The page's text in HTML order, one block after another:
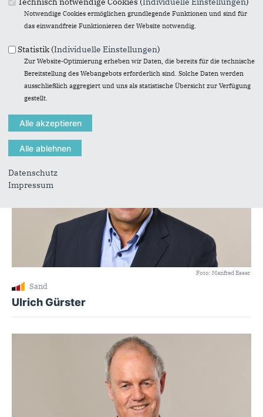
Foto: Manfred Esser
Hand-West
Julian Grabosch
Foto: Manfred Esser
Sand
Ulrich Gürster
Notwendige Cookies ermöglichen grundlegende Funktionen und sind für
das einwandfreie Funktionieren der Website notwendig.
Statistik (Individuelle Einstellungen)
Zur Website-Optimierung erheben wir Daten, die bereits für die technische
Bereitstellung des Webangebots erforderlich sind. Solche Daten werden
ausschließlich aggregiert und uns als statistische Übersicht zur Verfügung
gestellt.
Datenschutz
Impressum